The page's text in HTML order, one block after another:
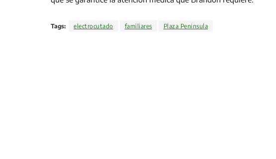
Tags: electrocutado familiares Plaza Peninsula